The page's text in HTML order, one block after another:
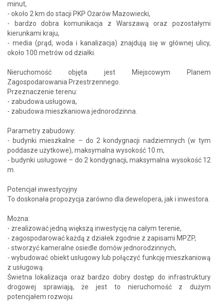
minut,
- około 2 km do stacji PKP Ożarów Mazowiecki,
- bardzo dobra komunikacja z Warszawą oraz pozostałymi
kierunkami kraju,
- media (prąd, woda i kanalizacja) znajdują się w głównej ulicy,
około 100 metrów od działki.
Nieruchomość objęta jest Miejscowym Planem
Zagospodarowania Przestrzennego.
Przeznaczenie terenu:
- zabudowa usługowa,
- zabudowa mieszkaniowa jednorodzinna.
Parametry zabudowy:
- budynki mieszkalne – do 2 kondygnacji nadziemnych (w tym
poddasze użytkowe), maksymalna wysokość 10 m,
- budynki usługowe – do 2 kondygnacji, maksymalna wysokość 12
m.
Potencjał inwestycyjny
To doskonała propozycja zarówno dla dewelopera, jak i inwestora.
Można:
- zrealizować jedną większą inwestycję na całym terenie,
- zagospodarować każdą z działek zgodnie z zapisami MPZP,
- stworzyć kameralne osiedle domów jednorodzinnych,
- wybudować obiekt usługowy lub połączyć funkcję mieszkaniową
z usługową.
Świetna lokalizacja oraz bardzo dobry dostęp do infrastruktury
drogowej sprawiają, że jest to nieruchomość z dużym
potencjałem rozwoju.